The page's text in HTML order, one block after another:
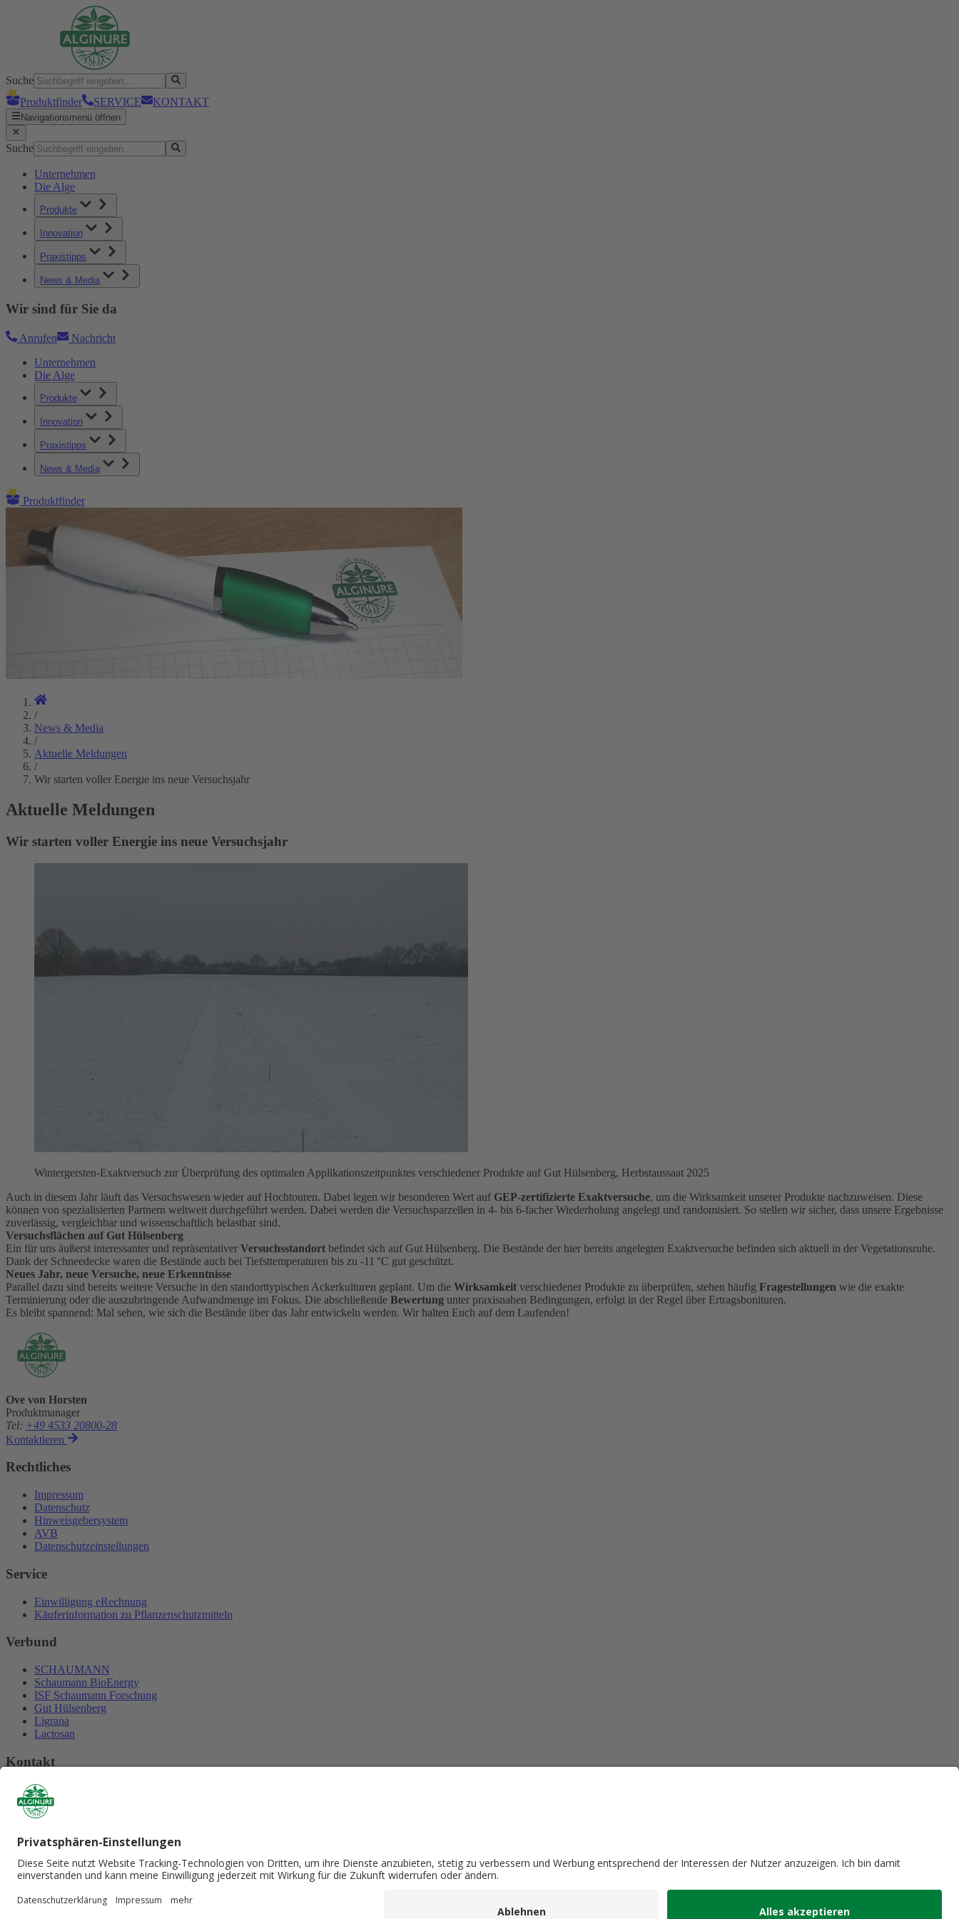
Suche
Produktfinder
SERVICE KONTAKT
Navigationsmenü öffnen
Suche
Unternehmen
Die Alge
Produkte
Innovation
Praxistipps
News & Media
Wir sind für Sie da
Anrufen
Nachricht
Unternehmen
Die Alge
Produkte
Innovation
Praxistipps
News & Media
Produktfinder
/
News & Media
/
Aktuelle Meldungen
/
Wir starten voller Energie ins neue Versuchsjahr
Aktuelle Meldungen
Wir starten voller Energie ins neue Versuchsjahr
Wintergersten-Exaktversuch zur Überprüfung des optimalen Applikationszeitpunktes verschiedener Produkte auf Gut Hülsenberg, Herbstaussaat 2025
Auch in diesem Jahr läuft das Versuchswesen wieder auf Hochtouren. Dabei legen wir besonderen Wert auf GEP‑zertifizierte Exaktversuche, um die Wirksamkeit unserer Produkte nachzuweisen. Diese
können von spezialisierten Partnern weltweit durchgeführt werden. Dabei werden die Versuchsparzellen in 4- bis 6-facher Wiederholung angelegt und randomisiert. So stellen wir sicher, dass unsere Ergebnisse
zuverlässig, vergleichbar und wissenschaftlich belastbar sind.
Versuchsflächen auf Gut Hülsenberg
Ein für uns äußerst interessanter und repräsentativer Versuchsstandort befindet sich auf Gut Hülsenberg. Die Bestände der hier bereits angelegten Exaktversuche befinden sich aktuell in der Vegetationsruhe.
Dank der Schneedecke waren die Bestände auch bei Tiefsttemperaturen bis zu -11 °C gut geschützt.
Neues Jahr, neue Versuche, neue Erkenntnisse
Parallel dazu sind bereits weitere Versuche in den standorttypischen Ackerkulturen geplant. Um die Wirksamkeit verschiedener Produkte zu überprüfen, stehen häufig Fragestellungen wie die exakte
Terminierung oder die auszubringende Aufwandmenge im Fokus. Die abschließende Bewertung unter praxisnahen Bedingungen, erfolgt in der Regel über Ertragsbonituren.
Es bleibt spannend: Mal sehen, wie sich die Bestände über das Jahr entwickeln werden. Wir halten Euch auf dem Laufenden!
Ove von Horsten
Produktmanager
Tel: +49 4533 20800-28
Kontaktieren
Rechtliches
Impressum
Datenschutz
Hinweisgebersystem
AVB
Datenschutzeinstellungen
Service
Einwilligung eRechnung
Käuferinformation zu Pflanzenschutzmitteln
Verbund
SCHAUMANN
Schaumann BioEnergy
ISF Schaumann Forschung
Gut Hülsenberg
Ligrana
Lactosan
Kontakt
Tilco-Alginure GmbH
Holländerkoppel 1a
23858 Reinfeld
Fax: +49 4533 20800 - 11
E-Mail schreiben
Social Media